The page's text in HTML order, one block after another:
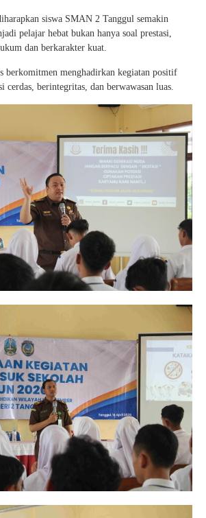
siswa SMAN 2 Tanggul semakin
pelajar hebat bukan hanya soal prestasi,
dan berkarakter kuat.
berkomitmen menghadirkan kegiatan positif
cerdas, berintegritas, dan berwawasan luas.